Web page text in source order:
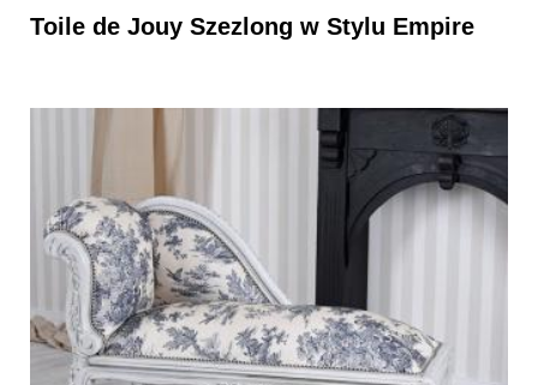
Toile de Jouy Szezlong w Stylu Empire